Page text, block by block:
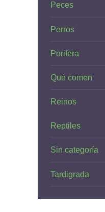
Peces
Perros
Porifera
Qué comen
Reinos
Reptiles
Sin categoría
Tardigrada